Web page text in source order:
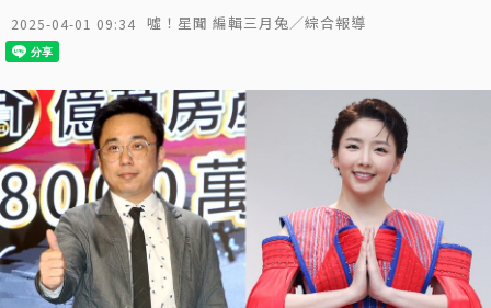
2025-04-01 09:34 噓！星聞 編輯三月兔／綜合報導